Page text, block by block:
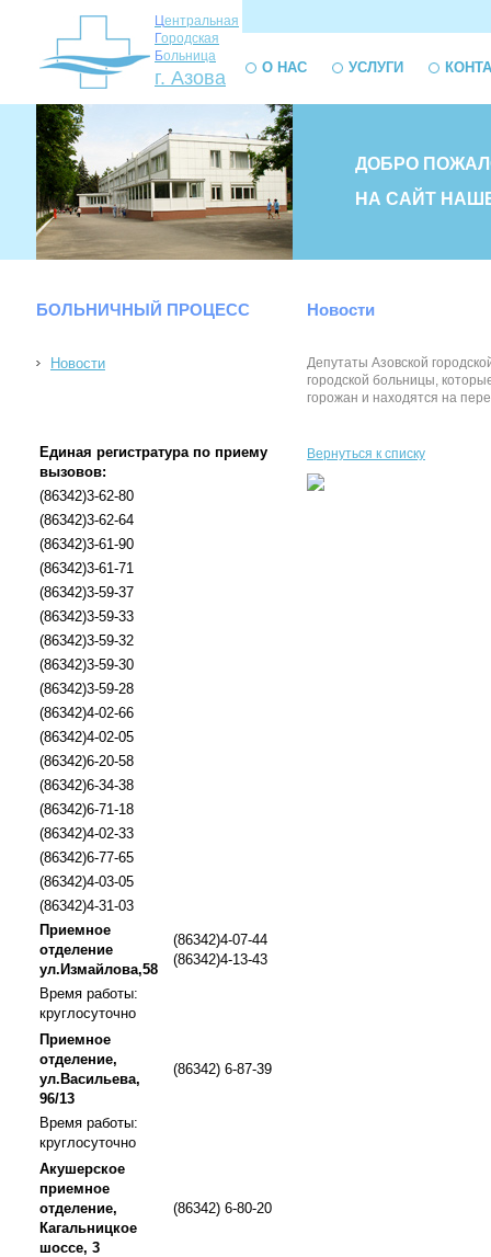
Центральная
Городская
Больница
г. Азова О НАС УСЛУГИ
ДОБРО
НА САЙТ
БОЛЬНИЧНЫЙ ПРОЦЕСС
Новости
Единая регистратура по приему
вызовов:
(86342)3-62-80
(86342)3-62-64
(86342)3-61-90
(86342)3-61-71
(86342)3-59-37
(86342)3-59-33
(86342)3-59-32
(86342)3-59-30
(86342)3-59-28
(86342)4-02-66
(86342)4-02-05
(86342)6-20-58
(86342)6-34-38
(86342)6-71-18
(86342)4-02-33
(86342)6-77-65
(86342)4-03-05
(86342)4-31-03
Приемное
отделение
ул.Измайлова,58
(86342)4-07-44
(86342)4-13-43
Время работы:
круглосуточно
Приемное
отделение,
ул.Васильева,
96/13
(86342) 6-87-39
Время работы:
круглосуточно
Акушерское
приемное
отделение,
Кагальницкое
шоссе, 3
(86342) 6-80-20
Новости
Депутаты Азовской
городской больницы,
горожан и находятся на
Вернуться к списку